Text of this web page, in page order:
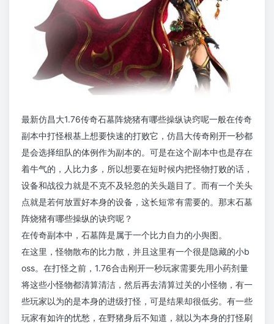
最新仿昌大1.76传奇石墓阵烧猪有哪些操纵诀窍呢一般在传奇
副本中打怪根基上想要快速的打败它，仿昌大传奇刚开一秒都
是会选择组队的体例作为副本的。可是在这个副本中也是存在
着牛气的，人比力多，所以想要在短时候内把怪物打败的话，
设备和战役力就是不克不及轻忽的关头题目了。而有一个关头
点就是若何放置好本身的设备，这长短常有需要的。那末石墓
阵烧猪有哪些操纵的诀窍呢？
在传奇副本中，石墓阵是属于一个比力自力的小舆图。
在这里，怪物散布的比力散，并且这里有一个很是隐藏的小b
oss。在打怪之前，1.76合击刚开一秒玩家需要先用小药剂量
将这些小怪物都清算清洁，然后再去清算过关的小怪物，有一
些玩家以为的是本身的进级打怪，可是结果却很低劣。有一些
玩家有如许的忧愁，在野猪身后不知道，就以为本身的打怪刷